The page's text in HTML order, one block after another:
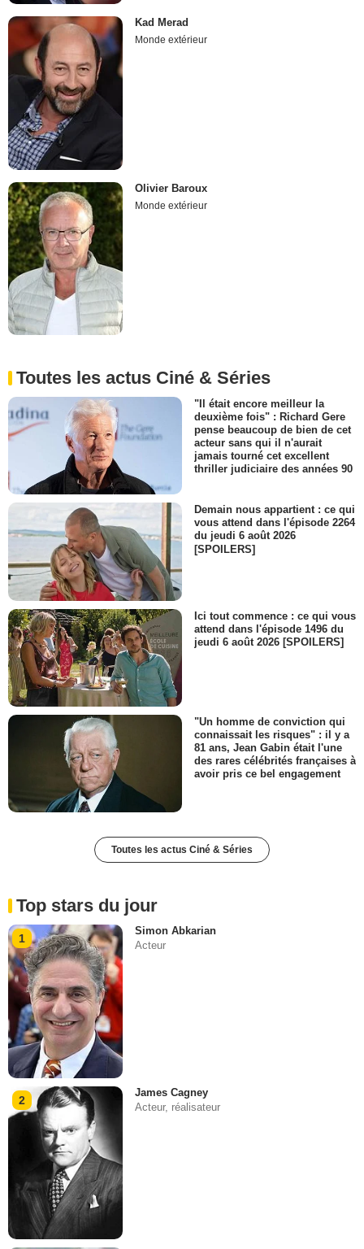
Kad Merad
Monde extérieur
Olivier Baroux
Monde extérieur
Toutes les actus Ciné & Séries
"Il était encore meilleur la
deuxième fois" : Richard Gere
pense beaucoup de bien de cet
acteur sans qui il n'aurait
jamais tourné cet excellent
thriller judiciaire des années 90
Demain nous appartient : ce qui
vous attend dans l'épisode 2264
du jeudi 6 août 2026
[SPOILERS]
Ici tout commence : ce qui vous
attend dans l'épisode 1496 du
jeudi 6 août 2026 [SPOILERS]
"Un homme de conviction qui
connaissait les risques" : il y a
81 ans, Jean Gabin était l'une
des rares célébrités françaises à
avoir pris ce bel engagement
Toutes les actus Ciné & Séries
Top stars du jour
1
Simon Abkarian
Acteur
2
James Cagney
Acteur, réalisateur